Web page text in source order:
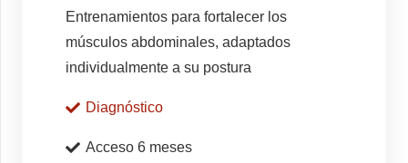
Entrenamientos para fortalecer los
músculos abdominales, adaptados
individualmente a su postura
Diagnóstico
Acceso 6 meses